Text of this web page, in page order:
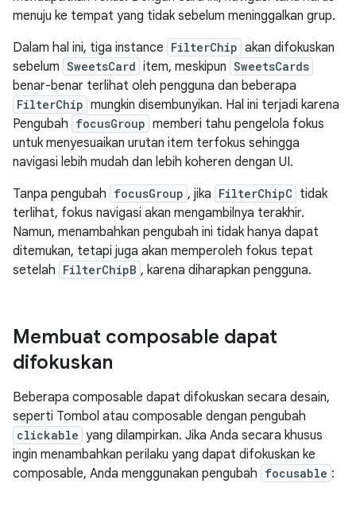
menuju ke tempat yang tidak sebelum meninggalkan grup.
Dalam hal ini, tiga instance FilterChip akan difokuskan
sebelum SweetsCard item, meskipun SweetsCards
benar-benar terlihat oleh pengguna dan beberapa
FilterChip mungkin disembunyikan. Hal ini terjadi karena
Pengubah focusGroup memberi tahu pengelola fokus
untuk menyesuaikan urutan item terfokus sehingga
navigasi lebih mudah dan lebih koheren dengan UI.
Tanpa pengubah focusGroup , jika FilterChipC tidak
terlihat, fokus navigasi akan mengambilnya terakhir.
Namun, menambahkan pengubah ini tidak hanya dapat
ditemukan, tetapi juga akan memperoleh fokus tepat
setelah FilterChipB , karena diharapkan pengguna.
Membuat composable dapat
difokuskan
Beberapa composable dapat difokuskan secara desain,
seperti Tombol atau composable dengan pengubah
clickable yang dilampirkan. Jika Anda secara khusus
ingin menambahkan perilaku yang dapat difokuskan ke
composable, Anda menggunakan pengubah focusable :